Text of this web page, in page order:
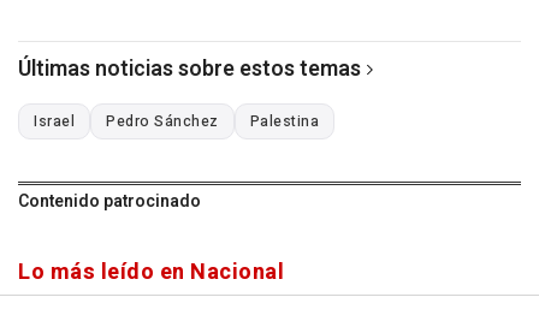
Últimas noticias sobre estos temas
Israel Pedro Sánchez Palestina
Contenido patrocinado
Lo más leído en Nacional